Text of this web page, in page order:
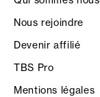
Nous rejoindre
Devenir affilié
TBS Pro
Mentions légales